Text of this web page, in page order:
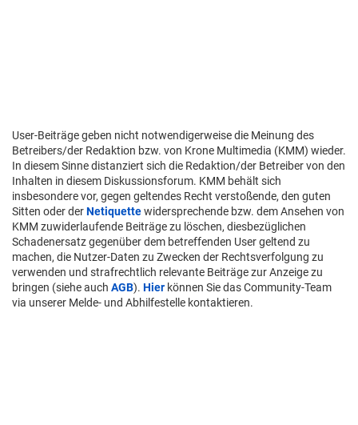
User-Beiträge geben nicht notwendigerweise die Meinung des
Betreibers/der Redaktion bzw. von Krone Multimedia (KMM) wieder.
In diesem Sinne distanziert sich die Redaktion/der Betreiber von den
Inhalten in diesem Diskussionsforum. KMM behält sich
insbesondere vor, gegen geltendes Recht verstoßende, den guten
Sitten oder derNetiquettewidersprechende bzw. dem Ansehen von
KMM zuwiderlaufende Beiträge zu löschen, diesbezüglichen
Schadenersatz gegenüber dem betreffenden User geltend zu
machen, die Nutzer-Daten zu Zwecken der Rechtsverfolgung zu
verwenden und strafrechtlich relevante Beiträge zur Anzeige zu
bringen (siehe auch AGB). Hier können Sie das Community-Team
via unserer Melde- und Abhilfestelle kontaktieren.